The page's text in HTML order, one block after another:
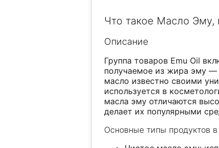
Что такое Масло Эму,
Описание
Группа товаров Emu Oil
получаемое из жира эму
масло известно своими
используется в
масла эму отличаются
делает их популярными
Основные типы продуктов в